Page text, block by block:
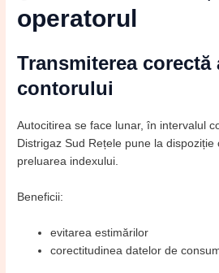
operatorul
Transmiterea
contorului
Autocitirea se face lunar, în intervalul
Distrigaz Sud Rețele pune la
preluarea indexului.
Beneficii:
evitarea estimărilor
corectitudinea datelor de